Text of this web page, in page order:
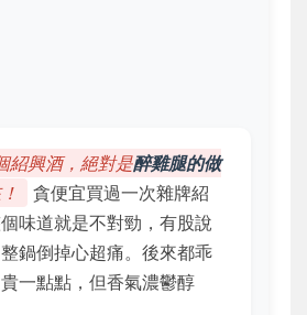
紹興酒，絕對是醉雞腿的做
貪便宜買過一次雜牌紹
味道就是不對勁，有股說
鍋倒掉心超痛。後來都乖
一點點，但香氣濃鬱醇